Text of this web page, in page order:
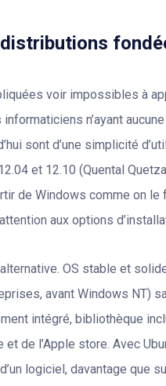
distributions
voir impossibles à
n’ayant
sont d’une simplicité
et 12.10 (Quental
de Windows comme on le
aux options
OS stable et
avant Windows NT)
intégré, bibliothèque
et de l’Apple store. Avec
logiciel, davantage que